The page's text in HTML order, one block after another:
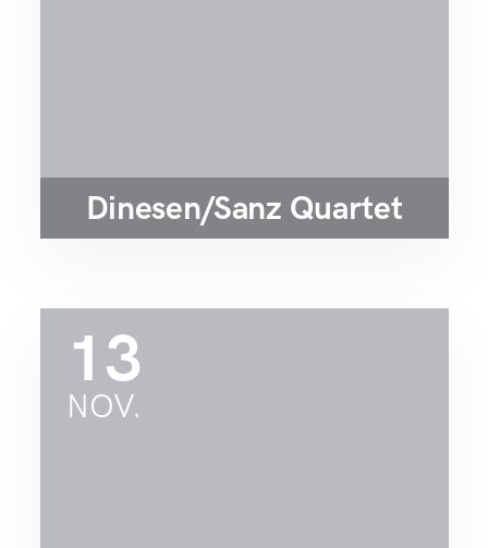
Dinesen/Sanz Quartet
13
NOV.